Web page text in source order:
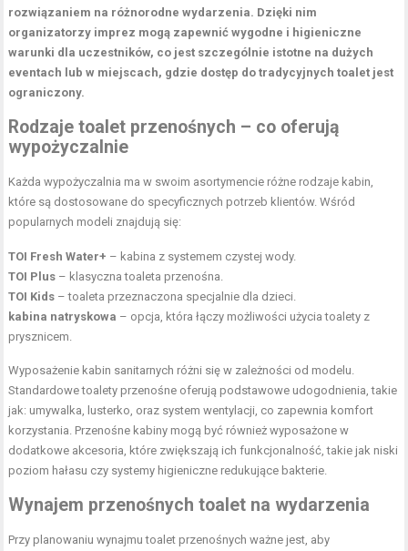
rozwiązaniem na różnorodne wydarzenia. Dzięki nim
organizatorzy imprez mogą zapewnić wygodne i higieniczne
warunki dla uczestników, co jest szczególnie istotne na dużych
eventach lub w miejscach, gdzie dostęp do tradycyjnych toalet jest
ograniczony.
Rodzaje toalet przenośnych – co oferują
wypożyczalnie
Każda wypożyczalnia ma w swoim asortymencie różne rodzaje kabin,
które są dostosowane do specyficznych potrzeb klientów. Wśród
popularnych modeli znajdują się:
TOI Fresh Water+ – kabina z systemem czystej wody.
TOI Plus – klasyczna toaleta przenośna.
TOI Kids – toaleta przeznaczona specjalnie dla dzieci.
kabina natryskowa – opcja, która łączy możliwości użycia toalety z
prysznicem.
Wyposażenie kabin sanitarnych różni się w zależności od modelu.
Standardowe toalety przenośne oferują podstawowe udogodnienia, takie
jak: umywalka, lusterko, oraz system wentylacji, co zapewnia komfort
korzystania. Przenośne kabiny mogą być również wyposażone w
dodatkowe akcesoria, które zwiększają ich funkcjonalność, takie jak niski
poziom hałasu czy systemy higieniczne redukujące bakterie.
Wynajem przenośnych toalet na wydarzenia
Przy planowaniu wynajmu toalet przenośnych ważne jest, aby